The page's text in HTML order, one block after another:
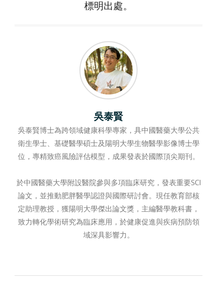
標明出處。
吳泰賢
吳泰賢博士為跨領域健康科學專家，具中國醫藥大學公共
衛生學士、基礎醫學碩士及陽明大學生物醫學影像博士學
位，專精致癌風險評估模型，成果發表於國際頂尖期刊。
於中國醫藥大學附設醫院參與多項臨床研究，發表重要SCI
論文，並推動肥胖醫學認證與國際研討會。現任教育部核
定助理教授，獲陽明大學傑出論文獎，主編醫學教科書，
致力轉化學術研究為臨床應用，於健康促進與疾病預防領
域深具影響力。